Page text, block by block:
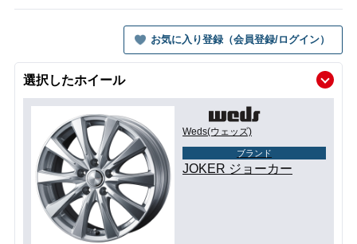
お気に入り登録（会員登録/ログイン）
選択したホイール
Weds(ウェッズ)
ブランド
JOKER ジョーカー